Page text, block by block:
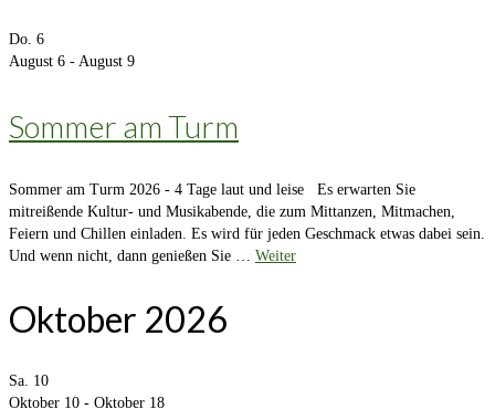
Do. 6
August 6 - August 9
Sommer am Turm
Sommer am Turm 2026 - 4 Tage laut und leise Es erwarten Sie
mitreißende Kultur- und Musikabende, die zum Mittanzen, Mitmachen,
Feiern und Chillen einladen. Es wird für jeden Geschmack etwas dabei sein.
Und wenn nicht, dann genießen Sie … Weiter
Oktober 2026
Sa. 10
Oktober 10 - Oktober 18